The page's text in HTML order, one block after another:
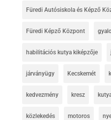
Füredi Autósiskola és Képző
Füredi Képző Központ
habilitációs kutya kiképzője
járványügy Kecskemét
kedvezmény kresz
közlekedés motoros